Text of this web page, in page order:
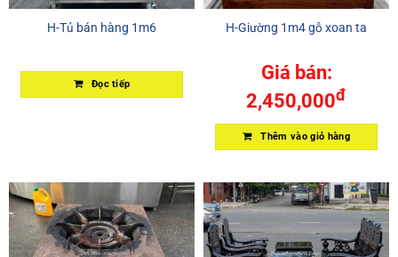
H-Tủ bán hàng 1m6
Đọc tiếp
H-Giường 1m4 gỗ xoan ta
Giá bán:
2,450,000đ
Thêm vào giỏ hàng